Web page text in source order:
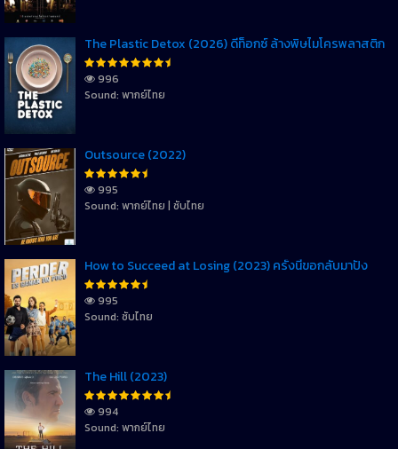
The Plastic Detox (2026) ดีท็อกซ์ ล้างพิษไมโครพลาสติก
996
Sound: พากย์ไทย
Outsource (2022)
995
Sound: พากย์ไทย | ซับไทย
How to Succeed at Losing (2023) ครั้งนี้ขอกลับมาปัง
995
Sound: ซับไทย
The Hill (2023)
994
Sound: พากย์ไทย